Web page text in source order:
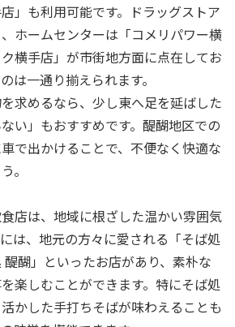
店」も利用可能です。ドラッグストア
ホームセンターは「コメリパワー横
横手店」が市街地方面に点在してお
は一通り揃えられます。
求めるなら、少し東へ足を延ばした
い」もおすすめです。醍醐地区での
で出かけることで、不便なく快適な
。
店は、地域に根ざした温かい雰囲気
は、地元の方々に愛される「そば処
醐」といったお店があり、素朴な
楽しむことができます。特にそば処
かした手打ちそばが味わえることも